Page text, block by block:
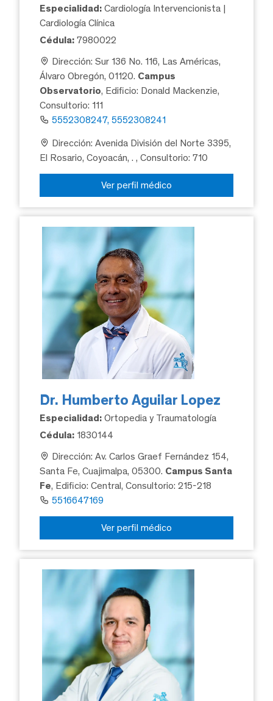
Especialidad: Cardiología Intervencionista |
Cardiología Clínica
Cédula: 7980022
Dirección: Sur 136 No. 116, Las Américas,
Álvaro Obregón, 01120. Campus
Observatorio, Edificio: Donald Mackenzie,
Consultorio: 111
5552308247, 5552308241
Dirección: Avenida División del Norte 3395,
El Rosario, Coyoacán, ., Consultorio: 710
Ver perfil médico
Dr. Humberto Aguilar Lopez
Especialidad: Ortopedia y Traumatología
Cédula: 1830144
Dirección: Av. Carlos Graef Fernández 154,
Santa Fe, Cuajimalpa, 05300. Campus Santa
Fe, Edificio: Central, Consultorio: 215-218
5516647169
Ver perfil médico